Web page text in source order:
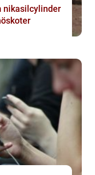
nikasilcylinder